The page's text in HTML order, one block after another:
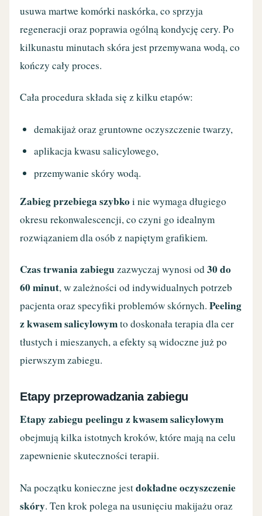
usuwa martwe komórki naskórka, co sprzyja
regeneracji oraz poprawia ogólną kondycję cery. Po
kilkunastu minutach skóra jest przemywana wodą, co
kończy cały proces.
Cała procedura składa się z kilku etapów:
demakijaż oraz gruntowne oczyszczenie twarzy,
aplikacja kwasu salicylowego,
przemywanie skóry wodą.
Zabieg przebiega szybkoi nie wymaga długiego
okresu rekonwalescencji, co czyni go idealnym
rozwiązaniem dla osób z napiętym grafikiem.
Czas trwania zabieguzazwyczaj wynosi od30 do
60 minut, w zależności od indywidualnych potrzeb
pacjenta oraz specyfiki problemów skórnych.Peeling
z kwasem salicylowymto doskonała terapia dla cer
tłustych i mieszanych, a efekty są widoczne już po
pierwszym zabiegu.
Etapy przeprowadzania zabiegu
Etapy zabiegu peelingu z kwasem salicylowym
obejmują kilka istotnych kroków, które mają na celu
zapewnienie skuteczności terapii.
Na początku konieczne jestdokładne oczyszczenie
skóry. Ten krok polega na usunięciu makijażu oraz